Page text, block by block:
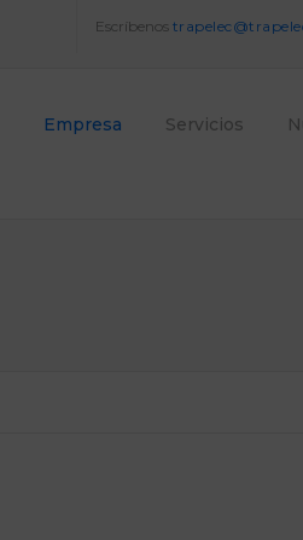
Escríbenos
Empresa Servicios